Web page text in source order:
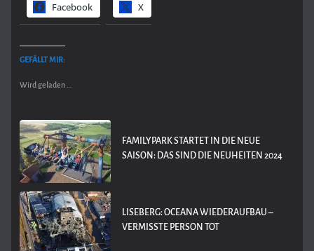
Facebook X
GEFÄLLT MIR:
Wird geladen …
FAMILYPARK STARTET IN DIE NEUE
SAISON: DAS SIND DIE NEUHEITEN 2024
LISEBERG: OCEANA WIEDERAUFBAU –
VERMISSTE PERSON TOT